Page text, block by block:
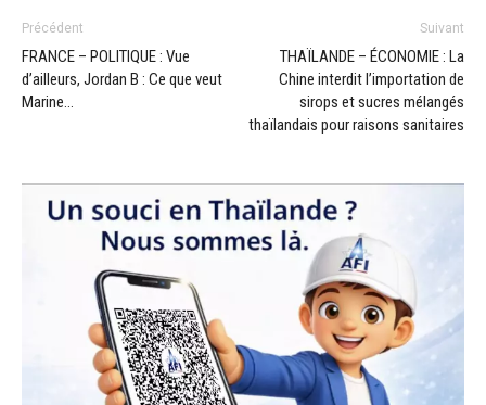
Précédent
FRANCE – POLITIQUE : Vue
d’ailleurs, Jordan B : Ce que veut
Marine…
Suivant
THAÏLANDE – ÉCONOMIE : La
Chine interdit l’importation de
sirops et sucres mélangés
thaïlandais pour raisons sanitaires